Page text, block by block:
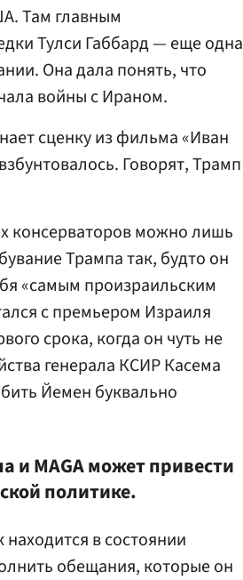
Там главным
Тулси Габбард — еще одна
Она дала понять, что
войны с Ираном.
сценку из фильма «Иван
Говорят, Трамп
консерваторов можно лишь
Трампа так, будто он
«самым произраильским
с премьером Израиля
срока, когда он чуть не
генерала КСИР Касема
Йемен буквально
и MAGA может привести
политике.
в состоянии
обещания, которые он